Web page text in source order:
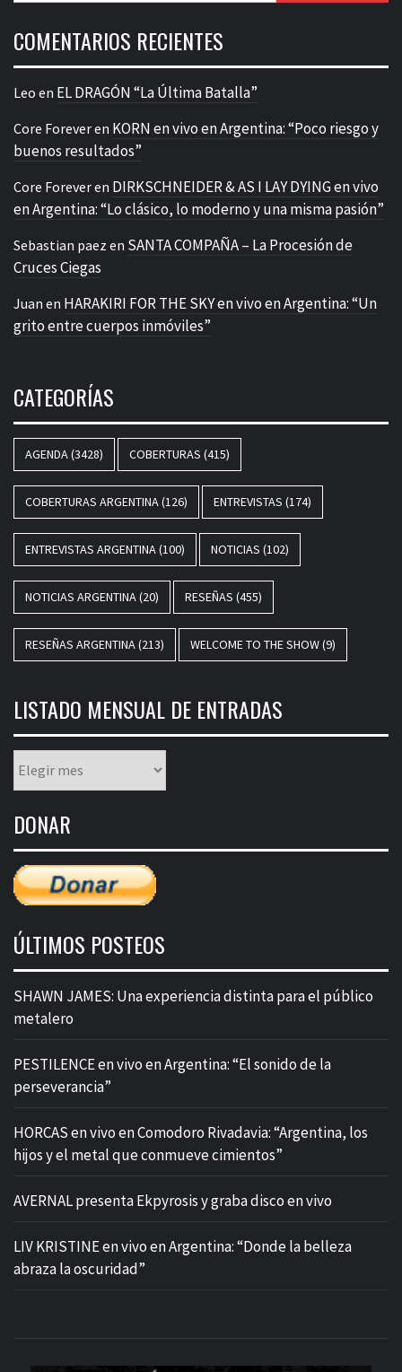
COMENTARIOS RECIENTES
Leo en EL DRAGÓN “La Última Batalla”
Core Foreveren KORN en vivo en Argentina: “Poco riesgo y
buenos resultados”
Core Foreveren DIRKSCHNEIDER & AS I LAY DYING en vivo
en Argentina: “Lo clásico, lo moderno y una misma pasión”
Sebastian paez en SANTA COMPAÑA – La Procesión de
Cruces Ciegas
Juan en HARAKIRI FOR THE SKY en vivo en Argentina: “Un
grito entre cuerpos inmóviles”
CATEGORÍAS
AGENDA (3428) COBERTURAS (415)
COBERTURAS ARGENTINA (126) ENTREVISTAS (174)
ENTREVISTAS ARGENTINA (100) NOTICIAS (102)
NOTICIAS ARGENTINA (20) RESEÑAS (455)
RESEÑAS ARGENTINA (213) WELCOME TO THE SHOW(9)
LISTADO MENSUAL DE ENTRADAS
mensual
entradas
DONAR
ÚLTIMOS POSTEOS
SHAWN JAMES: Una experiencia distinta para el público
metalero
PESTILENCE en vivo en Argentina: “El sonido de la
perseverancia”
HORCAS en vivo en Comodoro Rivadavia: “Argentina, los
hijos y el metal que conmueve cimientos”
AVERNAL presenta Ekpyrosis y graba disco en vivo
LIV KRISTINE en vivo en Argentina: “Donde la belleza
abraza la oscuridad”